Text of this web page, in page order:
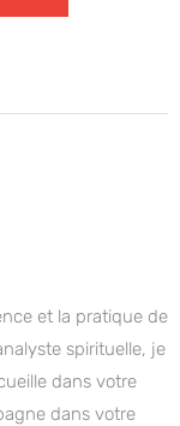
et la pratique de
spirituelle, je
dans votre
dans votre